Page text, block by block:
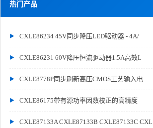
热门产品
CXLE86234 45V同步降压LED驱动器 - 4A/
CXLE86231 60V降压恒流驱动器1.5A高效L
CXLE8778P同步刷新高压CMOS工艺输入电
CXLE86175带有源功率因数校正的高精度
CXLE87133A CXLE87133B CXLE87133C CXL